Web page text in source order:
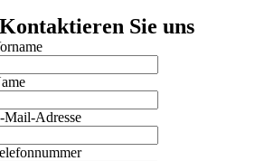
Kontaktieren Sie uns
Mail-Adresse